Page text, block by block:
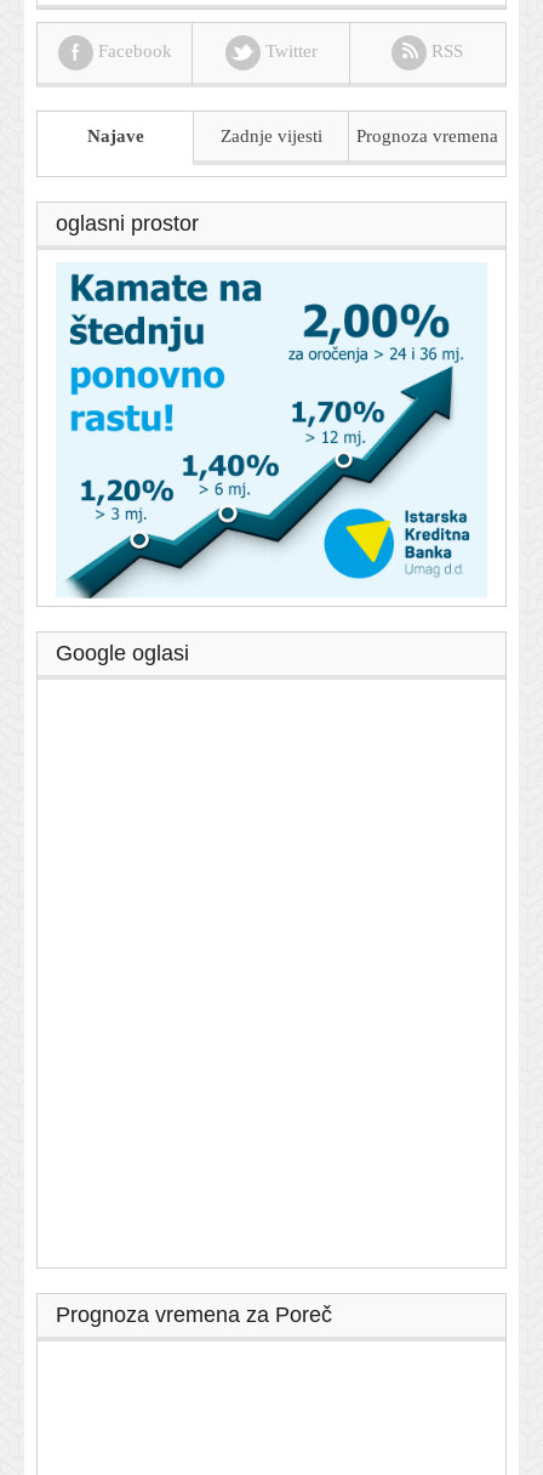
Facebook Twitter RSS
Najave Zadnje vijesti Prognoza vremena
oglasni prostor
Google oglasi
Prognoza vremena za Poreč